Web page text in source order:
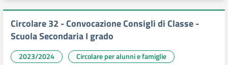
Circolare 32 - Convocazione Consigli di Classe -
Scuola Secondaria I grado
2023/2024
Circolare per alunni e famiglie